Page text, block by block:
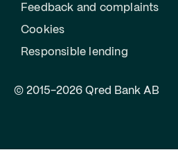
© 2015-2026 Qred Bank AB
Feedback and complaints
Cookies
Responsible lending